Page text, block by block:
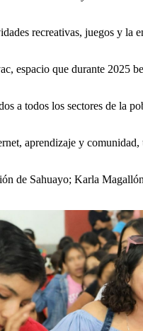
recreativas, juegos y la
espacio que durante 2025
a todos los sectores de la
aprendizaje y
de Sahuayo; Karla